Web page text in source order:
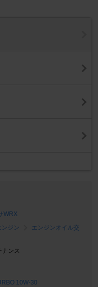
WRX
ンジン
エンジンオイル交
ンス
10W-30